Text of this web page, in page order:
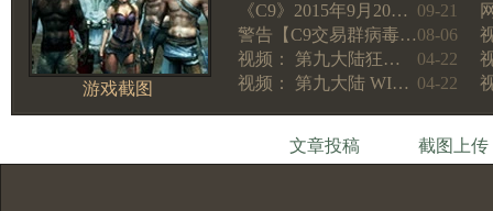
游戏截图
09-21
《C9》2015年9月20…
08-06
警告【C9交易群病毒…
04-22
视频： 第九大陆狂…
04-22
视频： 第九大陆 WI…
文章投稿 截图上传